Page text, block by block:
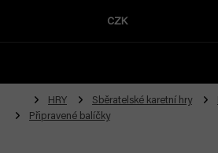
CZK
HRY Sběratelské karetní hry
Připravené balíčky